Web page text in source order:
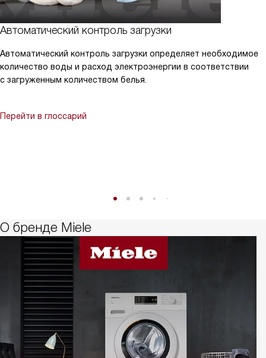
Автоматический контроль загрузки
Автоматический контроль загрузки определяет необходимое
количество воды и расход электроэнергии в соответствии
с загруженным количеством белья.
Перейти в глоссарий
О бренде Miele